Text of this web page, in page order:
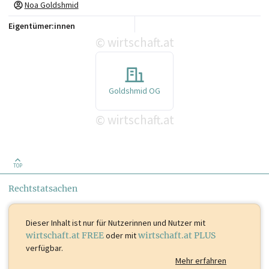
Noa Goldshmid
Eigentümer:innen
© wirtschaft.at
Goldshmid OG
© wirtschaft.at
TOP
Rechtstatsachen
Dieser Inhalt istnur für Nutzerinnen und Nutzer mit
wirtschaft.at FREEoder mitwirtschaft.at PLUS
verfügbar.
Mehr erfahren